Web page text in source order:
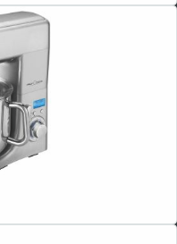
Rechte vorbehalten.